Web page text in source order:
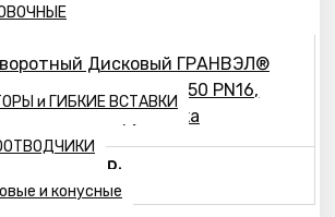
и ГИБКИЕ ВСТАВКИ
и конусные
Дисковый ГРАНВЭЛ®
5-150-MN-НТ DN150 PN16,
рукоятка
12023р.